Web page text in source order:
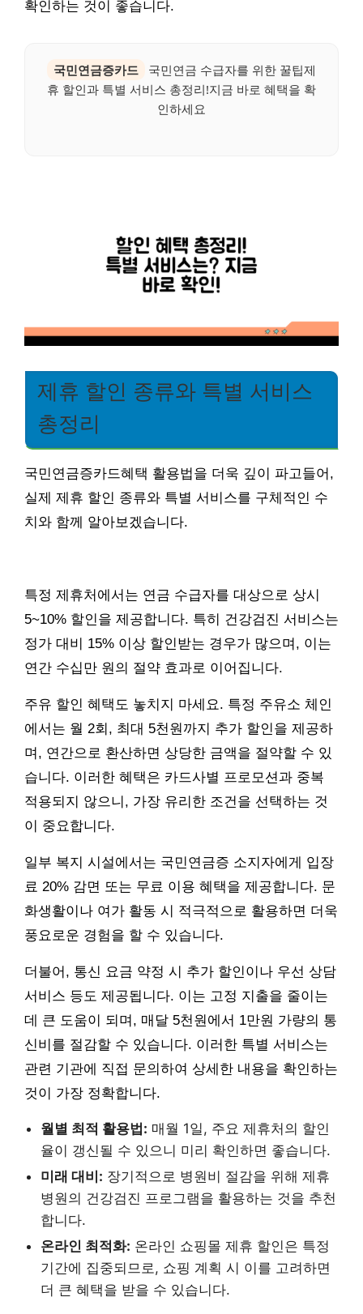
확인하는 것이 좋습니다.
국민연금증카드
국민연금 수급자를 위한 꿀팁제
휴 할인과 특별 서비스 총정리!지금 바로 혜택을 확
인하세요
제휴 할인 종류와 특별 서비스
총정리
국민연금증카드혜택 활용법을 더욱 깊이 파고들어,
실제 제휴 할인 종류와 특별 서비스를 구체적인 수
치와 함께 알아보겠습니다.
특정 제휴처에서는 연금 수급자를 대상으로 상시
5~10% 할인을 제공합니다. 특히 건강검진 서비스는
정가 대비 15% 이상 할인받는 경우가 많으며, 이는
연간 수십만 원의 절약 효과로 이어집니다.
주유 할인 혜택도 놓치지 마세요. 특정 주유소 체인
에서는 월 2회, 최대 5천원까지 추가 할인을 제공하
며, 연간으로 환산하면 상당한 금액을 절약할 수 있
습니다. 이러한 혜택은 카드사별 프로모션과 중복
적용되지 않으니, 가장 유리한 조건을 선택하는 것
이 중요합니다.
일부 복지 시설에서는 국민연금증 소지자에게 입장
료 20% 감면 또는 무료 이용 혜택을 제공합니다. 문
화생활이나 여가 활동 시 적극적으로 활용하면 더욱
풍요로운 경험을 할 수 있습니다.
더불어, 통신 요금 약정 시 추가 할인이나 우선 상담
서비스 등도 제공됩니다. 이는 고정 지출을 줄이는
데 큰 도움이 되며, 매달 5천원에서 1만원 가량의 통
신비를 절감할 수 있습니다. 이러한 특별 서비스는
관련 기관에 직접 문의하여 상세한 내용을 확인하는
것이 가장 정확합니다.
월별 최적 활용법: 매월 1일, 주요 제휴처의 할인
율이 갱신될 수 있으니 미리 확인하면 좋습니다.
미래 대비: 장기적으로 병원비 절감을 위해 제휴
병원의 건강검진 프로그램을 활용하는 것을 추천
합니다.
온라인 최적화: 온라인 쇼핑몰 제휴 할인은 특정
기간에 집중되므로, 쇼핑 계획 시 이를 고려하면
더 큰 혜택을 받을 수 있습니다.